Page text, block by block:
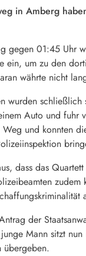
in Amberg
gegen 01:45 Uhr
ein, um zu den
währte nicht
wurden
Auto und fuhr
und konnten
dass das
der
Mann sitzt
übergeben.